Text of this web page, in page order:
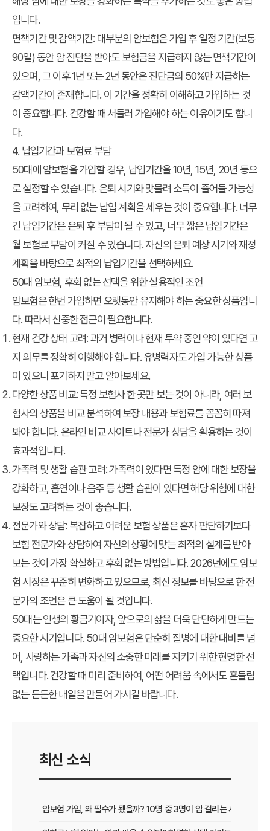
입니다.
면책기간 및 감액기간: 대부분의 암보험은 가입 후 일정 기간(보통
90일) 동안 암 진단을 받아도 보험금을 지급하지 않는 면책기간이
있으며, 그 이후 1년 또는 2년 동안은 진단금의 50%만 지급하는
감액기간이 존재합니다. 이 기간을 정확히 이해하고 가입하는 것
이 중요합니다. 건강할 때 서둘러 가입해야 하는 이유이기도 합니
다.
4. 납입기간과 보험료 부담
50대에 암보험을 가입할 경우, 납입기간을 10년, 15년, 20년 등으
로 설정할 수 있습니다. 은퇴 시기와 맞물려 소득이 줄어들 가능성
을 고려하여, 무리 없는 납입 계획을 세우는 것이 중요합니다. 너무
긴 납입기간은 은퇴 후 부담이 될 수 있고, 너무 짧은 납입기간은
월 보험료 부담이 커질 수 있습니다. 자신의 은퇴 예상 시기와 재정
계획을 바탕으로 최적의 납입기간을 선택하세요.
50대 암보험, 후회 없는 선택을 위한 실용적인 조언
암보험은 한번 가입하면 오랫동안 유지해야 하는 중요한 상품입니
다. 따라서 신중한 접근이 필요합니다.
현재 건강 상태 고려:과거 병력이나 현재 투약 중인 약이 있다면 고
지 의무를 정확히 이행해야 합니다. 유병력자도 가입 가능한 상품
이 있으니 포기하지 말고 알아보세요.
다양한 상품 비교:특정 보험사 한 곳만 보는 것이 아니라, 여러 보
험사의 상품을 비교 분석하여 보장 내용과 보험료를 꼼꼼히 따져
봐야 합니다. 온라인 비교 사이트나 전문가 상담을 활용하는 것이
효과적입니다.
가족력 및 생활 습관 고려:가족력이 있다면 특정 암에 대한 보장을
강화하고, 흡연이나 음주 등 생활 습관이 있다면 해당 위험에 대한
보장도 고려하는 것이 좋습니다.
전문가와 상담: 복잡하고 어려운 보험 상품은 혼자 판단하기보다
보험 전문가와 상담하여 자신의 상황에 맞는 최적의 설계를 받아
보는 것이 가장 확실하고 후회 없는 방법입니다. 2026년에도 암보
험 시장은 꾸준히 변화하고 있으므로, 최신 정보를 바탕으로 한 전
문가의 조언은 큰 도움이 될 것입니다.
50대는 인생의 황금기이자, 앞으로의 삶을 더욱 단단하게 만드는
중요한 시기입니다.50대 암보험은 단순히 질병에 대한 대비를 넘
어, 사랑하는 가족과 자신의 소중한 미래를 지키기 위한 현명한 선
택입니다. 건강할 때 미리 준비하여, 어떤 어려움 속에서도 흔들림
없는 든든한 내일을 만들어 가시길 바랍니다.
최신 소식
암보험 가입, 왜 필수가 됐을까? 10명 중 3명이 암 걸리는 시대, 현명